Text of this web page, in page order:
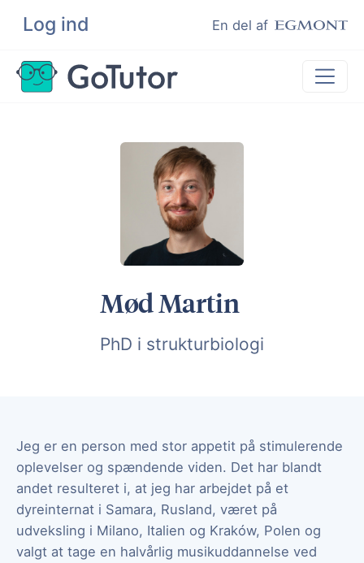
Log ind En del af
Søg
Lektiehjælp
Hjælp til ordblinde
Mød Martin
PhD i strukturbiologi
Jeg er en person med stor appetit på stimulerende
oplevelser og spændende viden. Det har blandt
andet resulteret i, at jeg har arbejdet på et
dyreinternat i Samara, Rusland, været på
udveksling i Milano, Italien og Kraków, Polen og
valgt at tage en halvårlig musikuddannelse ved